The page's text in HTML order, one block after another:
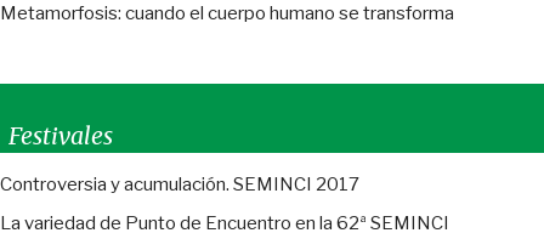
Metamorfosis: cuando el cuerpo humano se transforma
Festivales
Controversia y acumulación. SEMINCI 2017
La variedad de Punto de Encuentro en la 62ª SEMINCI